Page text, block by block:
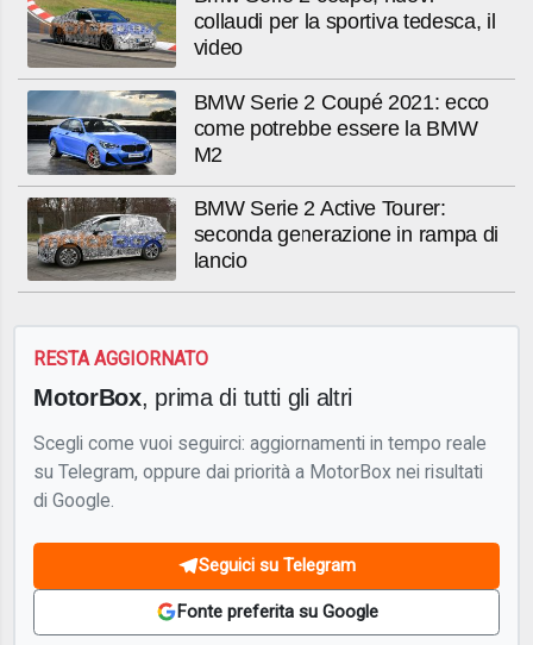
collaudi per la sportiva tedesca, il
video
BMW Serie 2 Coupé 2021: ecco
come potrebbe essere la BMW
M2
BMW Serie 2 Active Tourer:
seconda generazione in rampa di
lancio
RESTA AGGIORNATO
MotorBox, prima di tutti gli altri
Scegli come vuoi seguirci: aggiornamenti in tempo reale
su Telegram, oppure dai priorità a MotorBox nei risultati
di Google.
Seguici su Telegram
Fonte preferita su Google